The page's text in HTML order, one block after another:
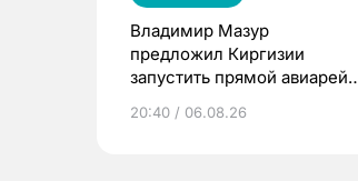
Владимир Мазур
предложил Киргизии
запустить прямой авиарейс
20:40 / 06.08.26